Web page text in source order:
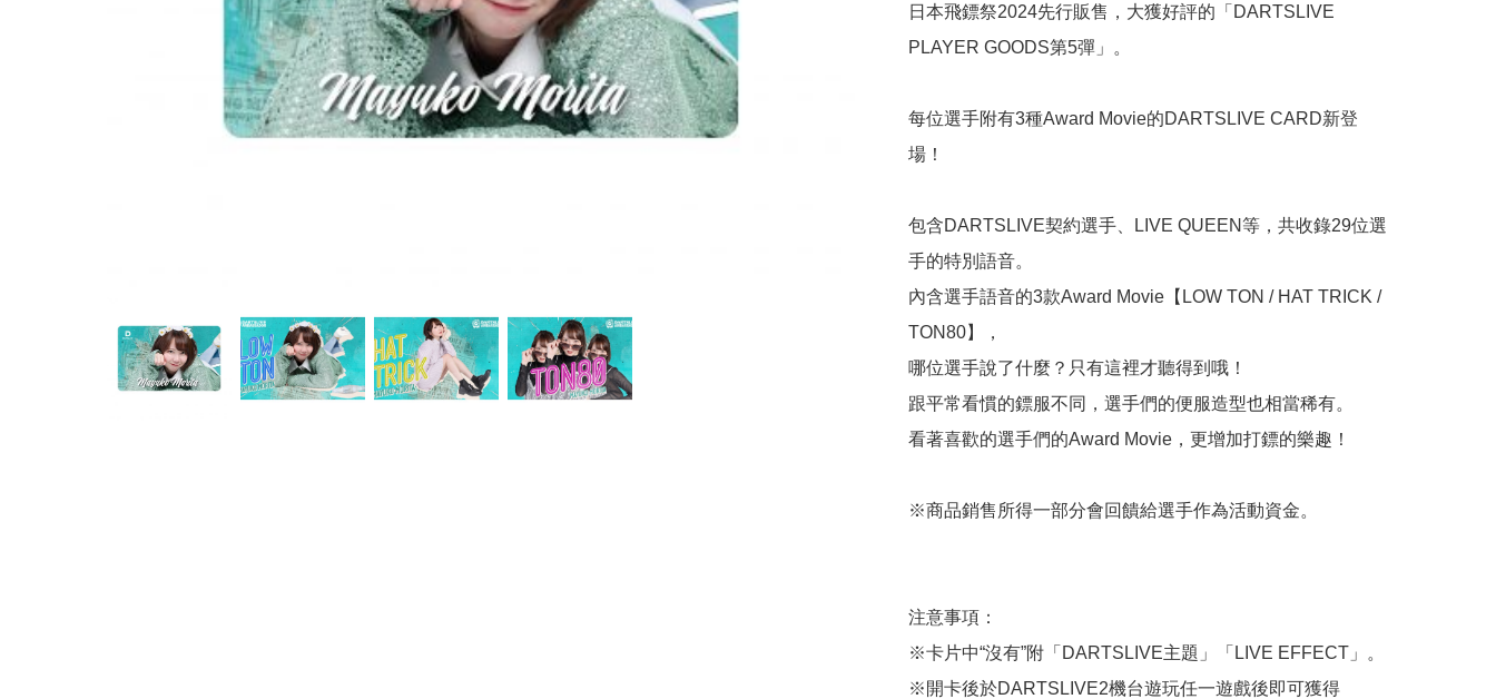
日本飛鏢祭2024先行販售，大獲好評的「DARTSLIVE
PLAYER GOODS第5彈」。
每位選手附有3種Award Movie的DARTSLIVE CARD新登
場！
包含DARTSLIVE契約選手、LIVE QUEEN等，共收錄29位選
手的特別語音。
內含選手語音的3款Award Movie【LOW TON / HAT TRICK /
TON80】，
哪位選手說了什麼？只有這裡才聽得到哦！
跟平常看慣的鏢服不同，選手們的便服造型也相當稀有。
看著喜歡的選手們的Award Movie，更增加打鏢的樂趣！
※商品銷售所得一部分會回饋給選手作為活動資金。
注意事項：
※卡片中“沒有”附「DARTSLIVE主題」「LIVE EFFECT」。
※開卡後於DARTSLIVE2機台遊玩任一遊戲後即可獲得